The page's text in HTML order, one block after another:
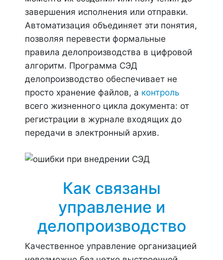
завершения исполнения или отправки.
Автоматизация объединяет эти понятия,
позволяя перевести формальные
правила делопроизводства в цифровой
алгоритм. Программа СЭД
делопроизводство обеспечивает не
просто хранение файлов, а контроль
всего жизненного цикла документа: от
регистрации в журнале входящих до
передачи в электронный архив.
Как связаны
управление и
делопроизводство
Качественное управление организацией